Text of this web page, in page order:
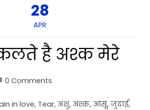
28
APR
है अश्क मेरे
0 Comments
in love, Tear, अंशु, अश्क, आंसू, जुदाई,